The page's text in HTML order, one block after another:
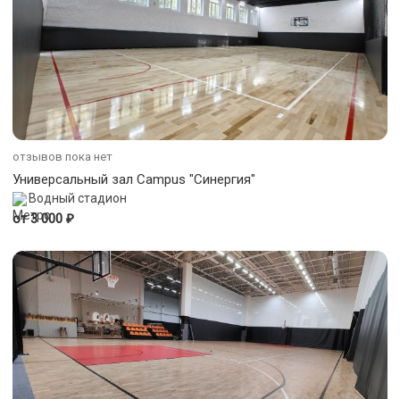
отзывов пока нет
Универсальный зал Campus "Синергия"
Водный стадион
от 3 000 ₽